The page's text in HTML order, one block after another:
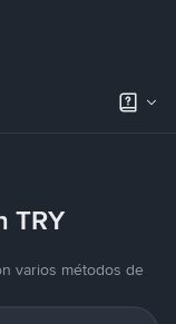
TRY
varios métodos de